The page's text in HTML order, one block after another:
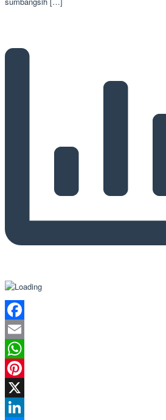
Facebook
Email
WhatsApp
Pinterest
X